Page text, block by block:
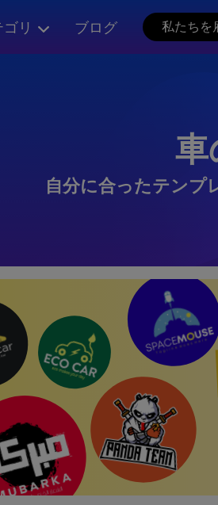
リ ブログ 私たちを
車
自分に合ったテンプ